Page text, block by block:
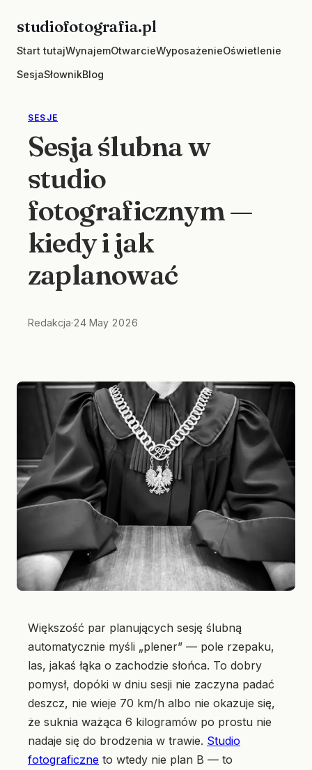
content
studiofotografia.pl
Start tutajWynajemOtwarcieWyposażenieOświetlenie
SesjaSłownikBlog
SESJE
Sesja ślubna w
studio
fotograficznym —
kiedy i jak
zaplanować
Redakcja·24 May 2026
Większość par planujących sesję ślubną
automatycznie myśli „plener” — pole rzepaku,
las, jakaś łąka o zachodzie słońca. To dobry
pomysł, dopóki w dniu sesji nie zaczyna padać
deszcz, nie wieje 70 km/h albo nie okazuje się,
że suknia ważąca 6 kilogramów po prostu nie
nadaje się do brodzenia w trawie. Studio
fotograficzne to wtedy nie plan B — to